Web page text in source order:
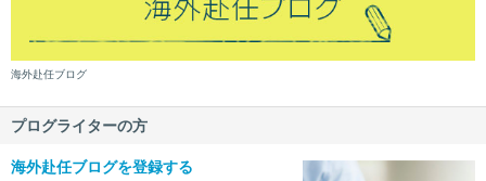
海外赴任ブログ
プログライターの方
海外赴任ブログを登録する